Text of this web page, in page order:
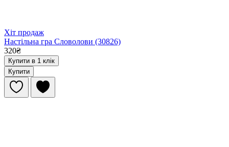
Хіт продаж
Настільна гра Словолови (30826)
320₴
Купити в 1 клік
Купити